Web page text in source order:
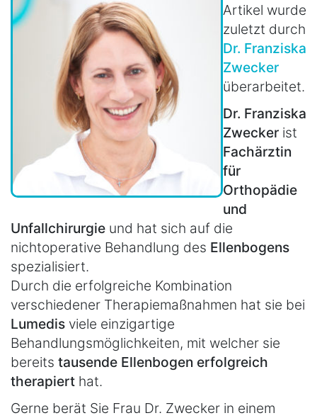
Artikel wurde
zuletzt durch
Dr. Franziska
Zwecker
überarbeitet.
Dr. Franziska
Zwecker ist
Fachärztin
für
Orthopädie
und
Unfallchirurgie und hat sich auf die
nichtoperative Behandlung des Ellenbogens
spezialisiert.
Durch die erfolgreiche Kombination
verschiedener Therapiemaßnahmen hat sie bei
Lumedis viele einzigartige
Behandlungsmöglichkeiten, mit welcher sie
bereits tausende Ellenbogen erfolgreich
therapiert hat.
Gerne berät Sie Frau Dr. Zwecker in einem